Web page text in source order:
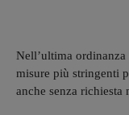
Nell’ultima
misure più stringenti
anche senza richiesta